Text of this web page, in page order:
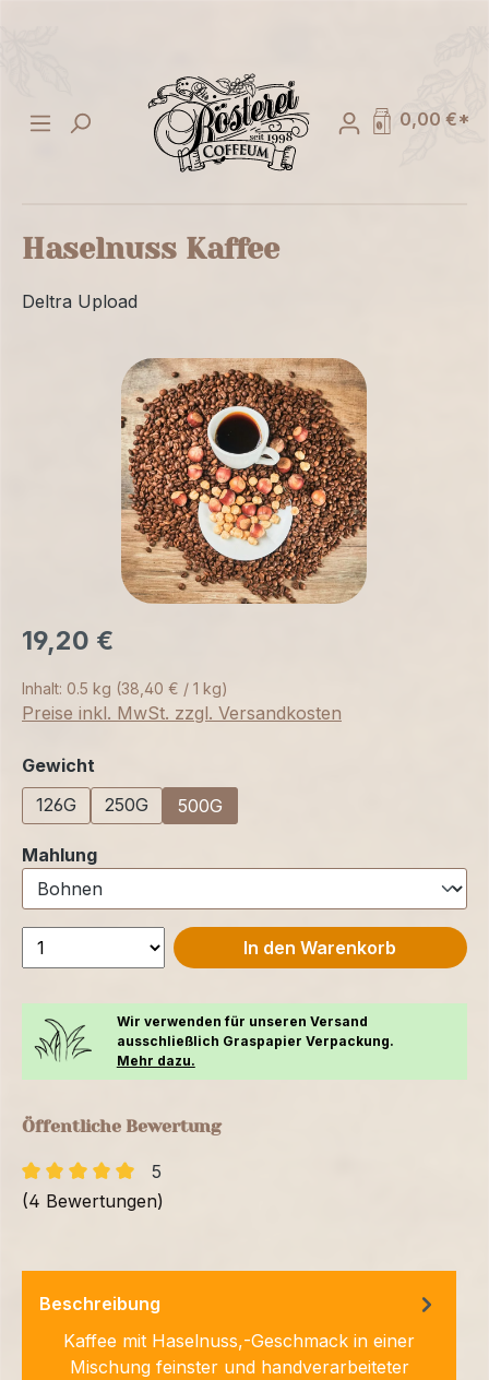
0,00 €*
Haselnuss Kaffee
Deltra Upload
19,20 €
Inhalt: 0.5 kg (38,40 € / 1 kg)
Preise inkl. MwSt. zzgl. Versandkosten
Gewicht
126G
250G 500G
Mahlungauswählen
In den Warenkorb
Wir verwenden für unseren Versand
ausschließlich Graspapier Verpackung.
Mehr dazu.
Öffentliche Bewertung
5
(4 Bewertungen)
Beschreibung
Kaffee mit Haselnuss,-Geschmack in einer
Mischung feinster und handverarbeiteter